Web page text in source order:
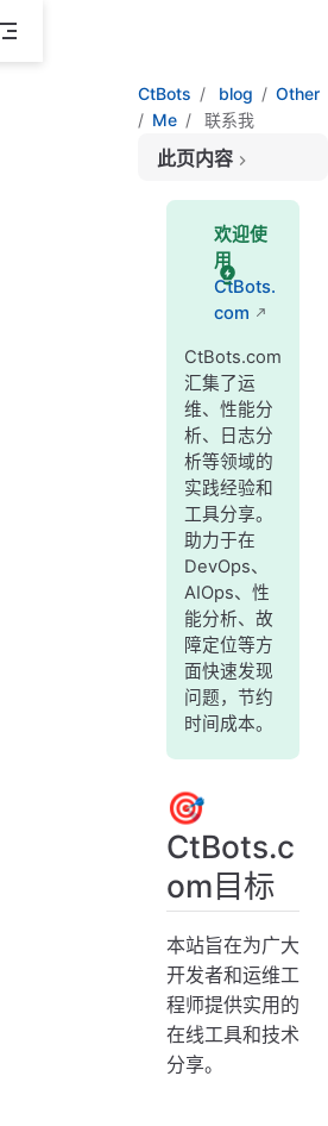
CtBots blog
Other
Me
联系我
此页内容
🎯 CtBots.com目标
🔧 工具特色
📈 开发动力
📞 通信方式
💬 即时通讯
📧 邮箱通信
☕ 喝杯咖啡
欢迎使
用
CtBots.
com
CtBots.com
汇集了运
维、性能分
析、日志分
析等领域的
实践经验和
工具分享。
助力于在
DevOps、
AIOps、性
能分析、故
障定位等方
面快速发现
问题，节约
时间成本。
🎯
CtBots.c
om目标
本站旨在为广大
开发者和运维工
程师提供实用的
在线工具和技术
分享。